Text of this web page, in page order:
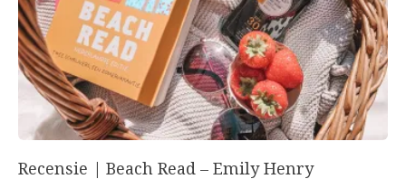
Recensie | Beach Read – Emily Henry